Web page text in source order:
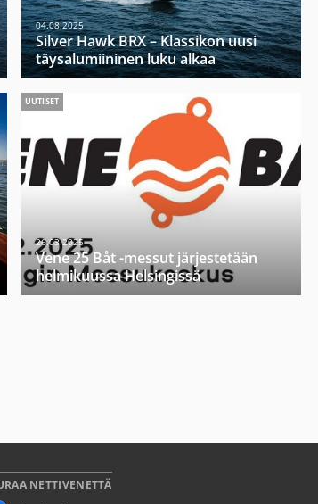
04.08.2025
Silver Hawk BRX – Klassikon uusi
täysalumiininen luku alkaa
UUTISET
26.03.2025
Vene 25 Båt -messut järjestetään
helmikuussa Helsingissä
NETTIVENETTÄ